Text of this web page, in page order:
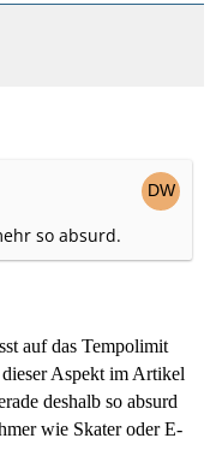
so absurd.
auf das Tempolimit
Aspekt im Artikel
deshalb so absurd
wie Skater oder E-